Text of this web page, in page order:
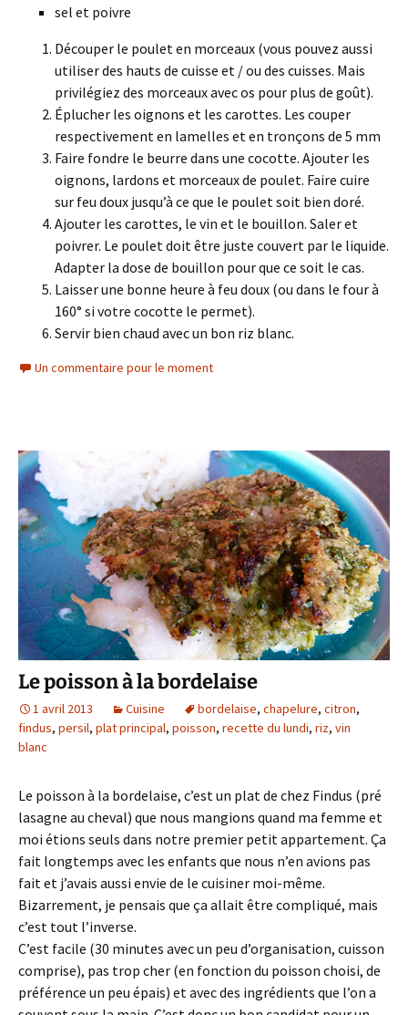
sel et poivre
Découper le poulet en morceaux (vous pouvez aussi
utiliser des hauts de cuisse et / ou des cuisses. Mais
privilégiez des morceaux avec os pour plus de goût).
Éplucher les oignons et les carottes. Les couper
respectivement en lamelles et en tronçons de 5 mm
Faire fondre le beurre dans une cocotte. Ajouter les
oignons, lardons et morceaux de poulet. Faire cuire
sur feu doux jusqu’à ce que le poulet soit bien doré.
Ajouter les carottes, le vin et le bouillon. Saler et
poivrer. Le poulet doit être juste couvert par le liquide.
Adapter la dose de bouillon pour que ce soit le cas.
Laisser une bonne heure à feu doux (ou dans le four à
160° si votre cocotte le permet).
Servir bien chaud avec un bon riz blanc.
Un commentaire pour le moment
Le poisson à la bordelaise
1 avril 2013 Cuisine bordelaise, chapelure, citron,
findus, persil, plat principal, poisson, recette du lundi, riz, vin
blanc
Le poisson à la bordelaise, c’est un plat de chez Findus (pré
lasagne au cheval) que nous mangions quand ma femme et
moi étions seuls dans notre premier petit appartement. Ça
fait longtemps avec les enfants que nous n’en avions pas
fait et j’avais aussi envie de le cuisiner moi-même.
Bizarrement, je pensais que ça allait être compliqué, mais
c’est tout l’inverse.
C’est facile (30 minutes avec un peu d’organisation, cuisson
comprise), pas trop cher (en fonction du poisson choisi, de
préférence un peu épais) et avec des ingrédients que l’on a